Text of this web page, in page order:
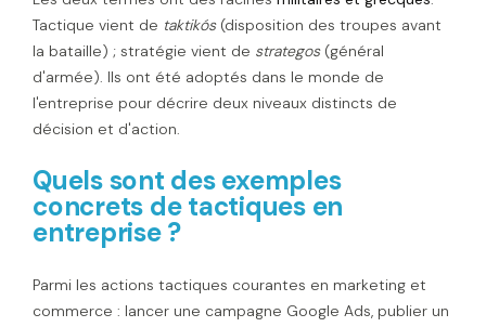
Tactique vient de taktikós(disposition des troupes avant
la bataille) ; stratégie vient de strategos(général
d'armée). Ils ont été adoptés dans le monde de
l'entreprise pour décrire deux niveaux distincts de
décision et d'action.
Quels sont des exemples
concrets de tactiques en
entreprise ?
Parmi les actions tactiques courantes en marketing et
commerce : lancer une campagne Google Ads, publier un